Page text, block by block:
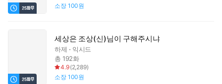
소장 100원
세상은 조상(신)님이 구해주시냐
하제
익시드
총 192화
4.9(2,289)
소장 100원